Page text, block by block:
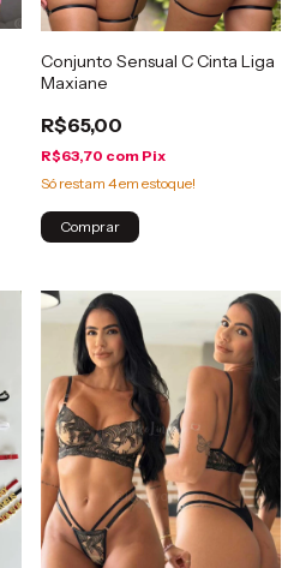
Conjunto Sensual C Cinta Liga
Maxiane
R$65,00
R$63,70 com Pix
Só restam 4em estoque!
Comprar